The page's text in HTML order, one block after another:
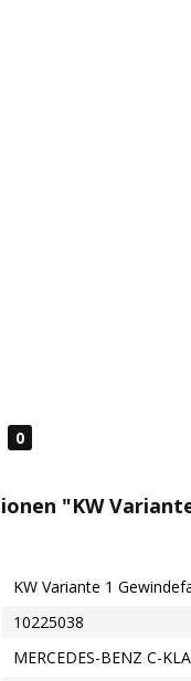
0
"KW Variante
KW Variante 1
10225038
MERCEDES-BENZ C-